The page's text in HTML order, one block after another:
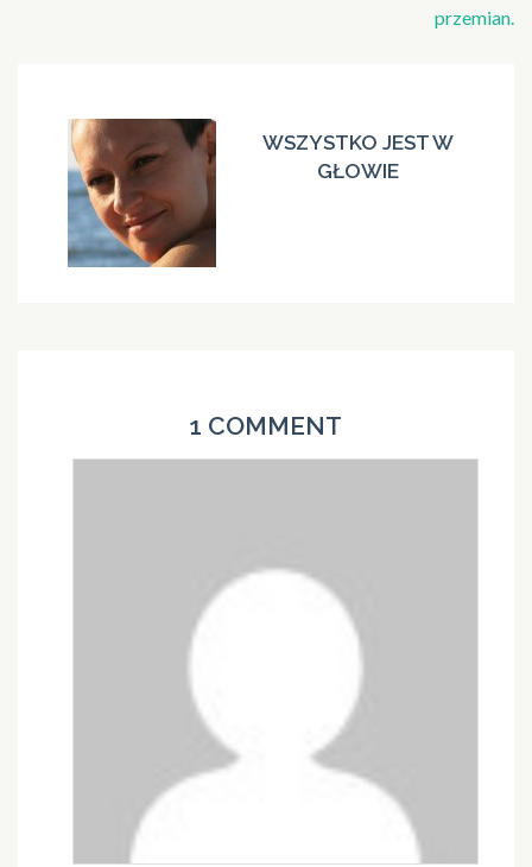
przemian.
WSZYSTKO JEST W
GŁOWIE
1 COMMENT